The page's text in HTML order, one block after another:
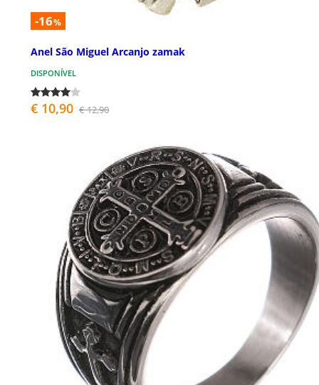
-16%
Anel São Miguel Arcanjo zamak
DISPONÍVEL
€ 10,90 € 12,90